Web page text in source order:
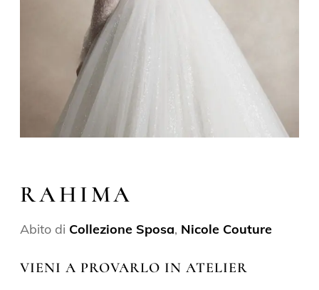
RAHIMA
Abito di Collezione Sposa, Nicole Couture
VIENI A PROVARLO IN ATELIER